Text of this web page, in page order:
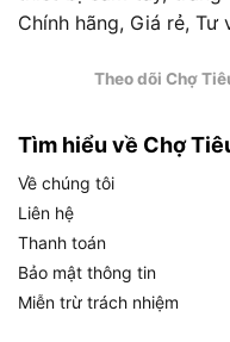
vận hành sản phẩm
Hướng dẫn sử
Hướng dẫn sử
Sau đây là hướng
cách để sử dụng
sử dụng kìm bấm
Chính hãng, Giá rẻ,
Theo dõi Chợ
Tìm hiểu về Chợ
Về chúng tôi
Liên hệ
Thanh toán
Bảo mật thông tin
Miễn trừ trách nhiệm